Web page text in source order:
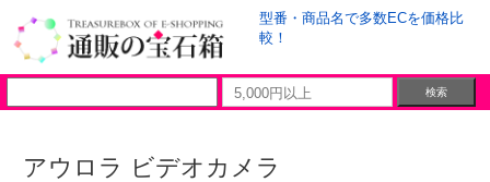
型番・商品名で多数ECを価格比
較！
アウロラ ビデオカメラ